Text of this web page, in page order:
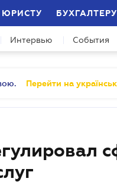
ЮРИСТУ БУХГАЛТЕРУ
Интервью События
Перейти на